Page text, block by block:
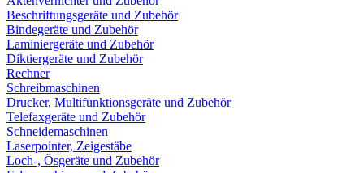
Beschriftungsgeräte und Zubehör
Bindegeräte und Zubehör
Laminiergeräte und Zubehör
Diktiergeräte und Zubehör
Rechner
Schreibmaschinen
Drucker, Multifunktionsgeräte und Zubehör
Telefaxgeräte und Zubehör
Schneidemaschinen
Laserpointer, Zeigestäbe
Loch-, Ösgeräte und Zubehör